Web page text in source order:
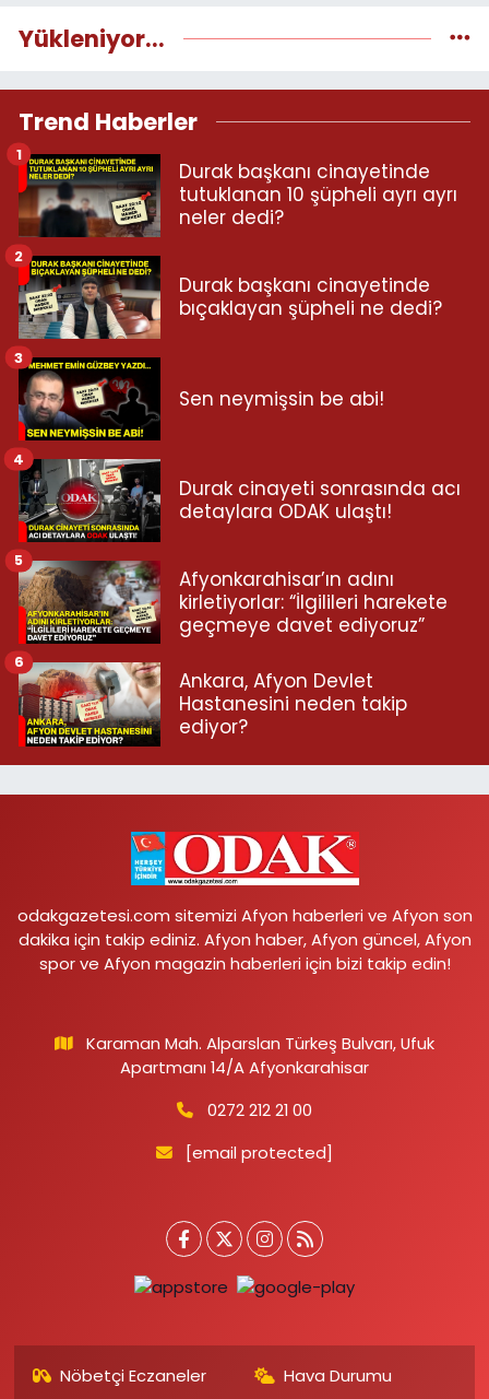
Yükleniyor...
Trend Haberler
Durak başkanı cinayetinde
tutuklanan 10 şüpheli ayrı ayrı
neler dedi?
1
Durak başkanı cinayetinde
bıçaklayan şüpheli ne dedi?
2
Sen neymişsin be abi!
3
Durak cinayeti sonrasında acı
detaylara ODAK ulaştı!
4
Afyonkarahisar’ın adını
kirletiyorlar: “İlgilileri harekete
geçmeye davet ediyoruz”
5
Ankara, Afyon Devlet
Hastanesini neden takip
ediyor?
6
odakgazetesi.com sitemizi Afyon haberleri ve Afyon son
dakika için takip ediniz. Afyon haber, Afyon güncel, Afyon
spor ve Afyon magazin haberleri için bizi takip edin!
Karaman Mah. Alparslan Türkeş Bulvarı, Ufuk
Apartmanı 14/A Afyonkarahisar
0272 212 21 00
[email protected]
Nöbetçi Eczaneler Hava Durumu